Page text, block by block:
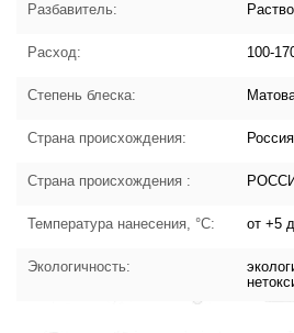
Разбавитель:
Расход: 100-
Степень блеска:
Страна происхождения: Россия
Страна происхождения :
Температура нанесения, °C: от +5
Экологичность: